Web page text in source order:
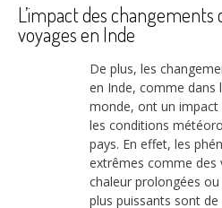
L’impact des changements
voyages en Inde
De plus, les
en Inde, comme dans
monde, ont un impact
les conditions
pays. En effet, les
extrêmes comme des
chaleur prolongées
plus puissants sont de